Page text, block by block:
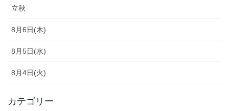
立秋
8月6日(木)
8月5日(水)
8月4日(火)
カテゴリー